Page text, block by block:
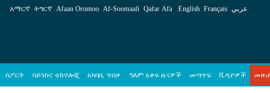
- ኢዜአ አማርኛ
አማርኛ ትግርኛ Afaan Oromoo Af‑Soomaali Qafar Afa English Français عربي
ስፖርት ሳይንስና ቴክኖሎጂ አካባቢ ጥበቃ ዓለም አቀፍ ዜናዎች መጣጥፍ ቪዲዮዎች